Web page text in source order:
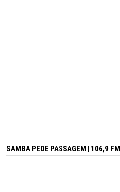
SAMBA PEDE PASSAGEM | 106,9 FM